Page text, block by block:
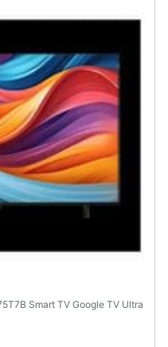
Smart TV Google TV Ultra